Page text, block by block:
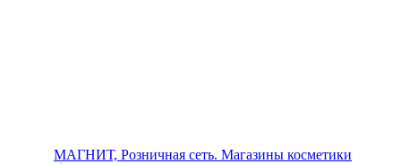
МАГНИТ, Розничная сеть. Магазины косметики